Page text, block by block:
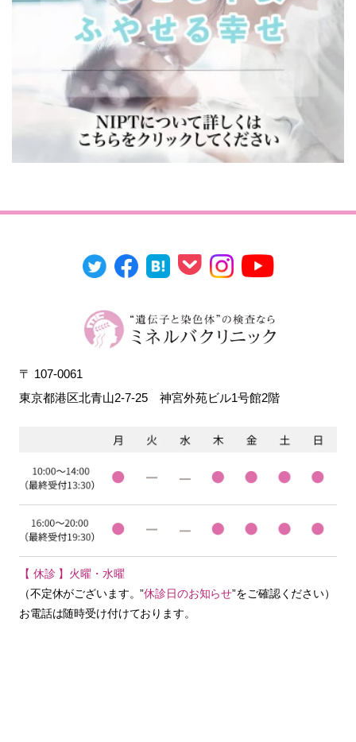
〒 107-0061
東京都港区北青山2-7-25 神宮外苑ビル1号館2階
【 休診 】火曜・水曜
（不定休がございます。”休診日のお知らせ”をご確認ください）
お電話は随時受け付けております。